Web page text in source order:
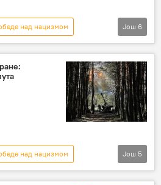
над нацизмом
војна парада
Још 6
над нацизмом
Украјина
Још 5